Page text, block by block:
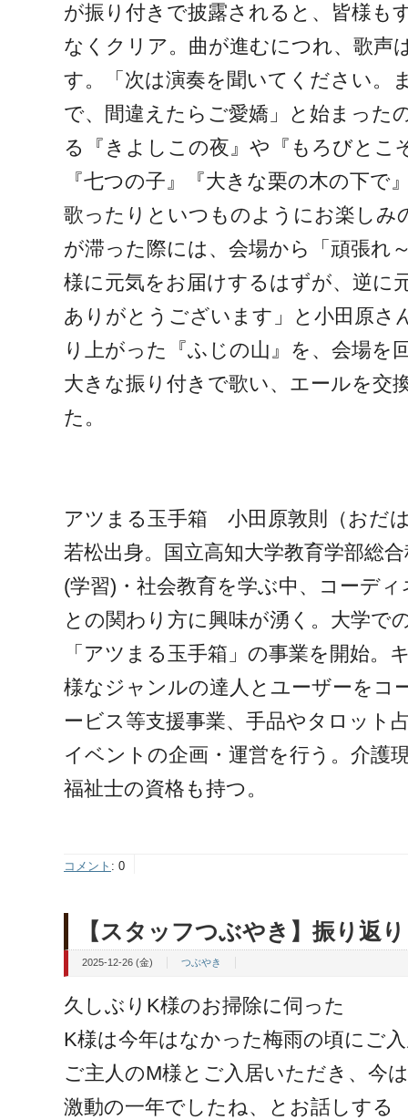
が振り付きで披露されると、皆様も
なくクリア。曲が進むにつれ、歌声
す。「次は演奏を聞いてください。
で、間違えたらご愛嬌」と始まった
る『きよしこの夜』や『もろびとこ
『七つの子』『大きな栗の木の下で
歌ったりといつものようにお楽しみ
が滞った際には、会場から「頑張れ
様に元気をお届けするはずが、逆に
ありがとうございます」と小田原さ
り上がった『ふじの山』を、会場を
大きな振り付きで歌い、エールを交
た。
アツまる玉手箱 小田原敦則（おだ
若松出身。国立高知大学教育学部総
(学習)・社会教育を学ぶ中、コーデ
との関わり方に興味が湧く。大学で
「アツまる玉手箱」の事業を開始。
様なジャンルの達人とユーザーをコ
ービス等支援事業、手品やタロット
イベントの企画・運営を行う。介護
福祉士の資格も持つ。
コメント : 0
【スタッフつぶやき】振り返り
2025-12-26 (金) つぶやき
久しぶりK様のお掃除に伺った
K様は今年はなかった梅雨の頃にご
ご主人のM様とご入居いただき、今
激動の一年でしたね、とお話しする